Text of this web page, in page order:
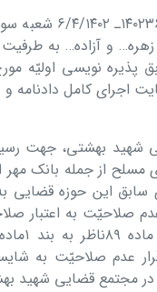
الف) به حکایت
و آزاده… به طرفیت
اجرای کامل دادنامه و
شھید بھشتی، جھت
مسلح از جمله بانک
این حوزه قضایی
به اعتبار
و انقلاب در امور مدنی مصوب